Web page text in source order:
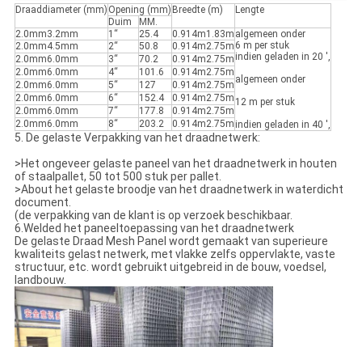
Draaddiameter (mm) Opening (mm) Breedte (m)
Lengte
Duim
MM.
2.0mm3.2mm
1“ 25.4 0.914m1.83m algemeen onder
6 m per stuk
indien geladen in 20 ',
algemeen onder
12 m per stuk
indien geladen in 40 ',
2.0mm4.5mm 2“ 50.8
0.914m2.75m
2.0mm6.0mm
3“ 70.2
0.914m2.75m
2.0mm6.0mm
4“ 101.6
0.914m2.75m
2.0mm6.0mm
5“ 127
0.914m2.75m
2.0mm6.0mm
6“ 152.4
0.914m2.75m
2.0mm6.0mm
7“ 177.8
0.914m2.75m
2.0mm6.0mm
8“ 203.2 0.914m2.75m
5. De gelaste Verpakking van het draadnetwerk:
>Het ongeveer gelaste paneel van het draadnetwerk in houten
of staalpallet, 50 tot 500 stuk per pallet.
>About het gelaste broodje van het draadnetwerk in waterdicht
document.
(de verpakking van de klant is op verzoek beschikbaar.
6.Welded het paneeltoepassing van het draadnetwerk
De gelaste Draad Mesh Panel wordt gemaakt van superieure
kwaliteits gelast netwerk, met vlakke zelfs oppervlakte, vaste
structuur, etc. wordt gebruikt uitgebreid in de bouw, voedsel,
landbouw.